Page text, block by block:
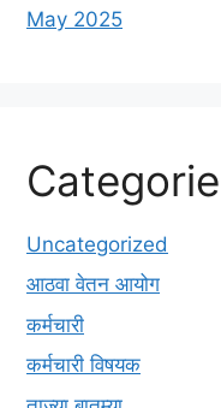
May 2025
Uncategorized
आठवा वेतन आयोग
कर्मचारी
कर्मचारी विषयक